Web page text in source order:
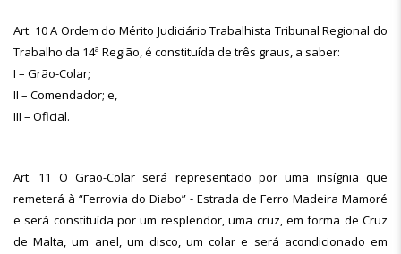
Art. 10 A Ordem do Mérito Judiciário Trabalhista Tribunal Regional do
Trabalho da 14ª Região, é constituída de três graus, a saber:
I – Grão-Colar;
II – Comendador; e,
III – Oficial.
Art. 11 O Grão-Colar será representado por uma insígnia que
remeterá à “Ferrovia do Diabo” - Estrada de Ferro Madeira Mamoré
e será constituída por um resplendor, uma cruz, em forma de Cruz
de Malta, um anel, um disco, um colar e será acondicionado em